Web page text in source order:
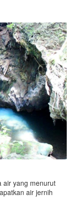
air yang menurut
air jernih